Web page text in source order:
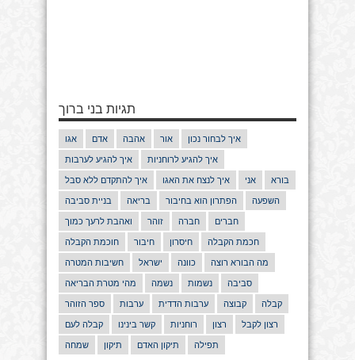
תגיות בני ברוך
אגו אדם אהבה אור איך לבחור נכון
איך להגיע לערבות איך להגיע לרוחניות
איך להתקדם ללא סבל איך לנצח את האגו אני בורא
בניית סביבה בריאה הפתרון הוא בחיבור השפעה
ואהבת לרעך כמוך זוהר חברה חברים
חוכמת הקבלה חיבור חיסרון חכמת הקבלה
חשיבות המטרה ישראל כוונה מה הבורא רוצה
מהי מטרת הבריאה נשמה נשמות סביבה
ספר הזוהר ערבות ערבות הדדית קבוצה קבלה
קבלה לעם קשר בינינו רוחניות רצון רצון לקבל
שמחה תיקון תיקון האדם תפילה